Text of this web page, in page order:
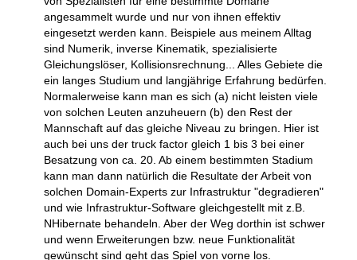
angesammelt wurde und nur von ihnen effektiv
eingesetzt werden kann. Beispiele aus meinem Alltag
sind Numerik, inverse Kinematik, spezialisierte
Gleichungslöser, Kollisionsrechnung... Alles Gebiete die
ein langes Studium und langjährige Erfahrung bedürfen.
Normalerweise kann man es sich (a) nicht leisten viele
von solchen Leuten anzuheuern (b) den Rest der
Mannschaft auf das gleiche Niveau zu bringen. Hier ist
auch bei uns der truck factor gleich 1 bis 3 bei einer
Besatzung von ca. 20. Ab einem bestimmten Stadium
kann man dann natürlich die Resultate der Arbeit von
solchen Domain-Experts zur Infrastruktur "degradieren"
und wie Infrastruktur-Software gleichgestellt mit z.B.
NHibernate behandeln. Aber der Weg dorthin ist schwer
und wenn Erweiterungen bzw. neue Funktionalität
gewünscht sind geht das Spiel von vorne los.